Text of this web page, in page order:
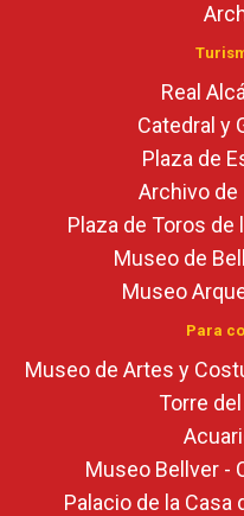
Real
Catedral y
Plaza de
Archivo de
Plaza de Toros de
Museo de
Museo
Para
Museo de Artes y
Torre
Museo Bellver -
Palacio de la Casa